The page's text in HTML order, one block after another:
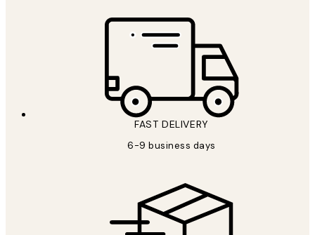
FAST DELIVERY
6-9 business days